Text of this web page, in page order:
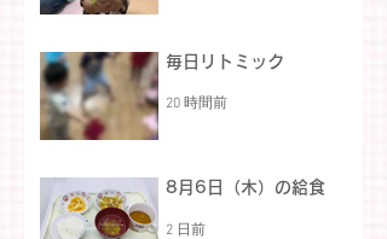
毎日リトミック
20 時間前
8月6日（木）の給食
2 日前